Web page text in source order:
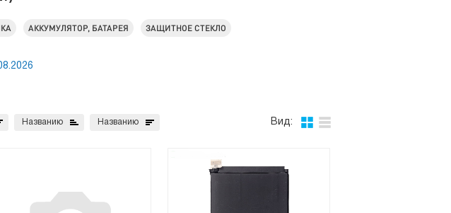
АККУМУЛЯТОР, БАТАРЕЯ ЗАЩИТНОЕ СТЕКЛО
Вид:
Названию Названию